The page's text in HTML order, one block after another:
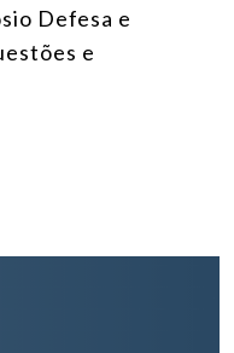
Defesa e
e